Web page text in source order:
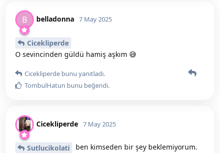
B belladonna 7 May 2025
Cicekliperde
O sevincinden güldü hamiş aşkım 😅
Cicekliperde bunu yanıtladı.
TombulHatun bunu beğendi.
Cicekliperde 7 May 2025
Sutlucikolati
ben kimseden bir şey beklemiyorum.